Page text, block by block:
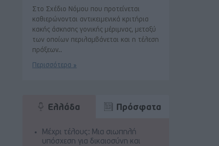
Στο Σχέδιο Νόμου που προτείνεται
καθιερώνονται αντικειμενικά κριτήρια
κακής άσκησης γονικής μέριμνας, μεταξύ
των οποίων περιλαμβάνεται και η τέλεση
πράξεων..
Περισσότερα »
Ελλάδα Πρόσφατα
Μέχρι τέλους: Μια σιωπηλή
υπόσχεση για δικαιοσύνη και